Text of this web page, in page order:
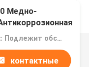
Медно-
Цена：Подлежит обсуждению
контактные